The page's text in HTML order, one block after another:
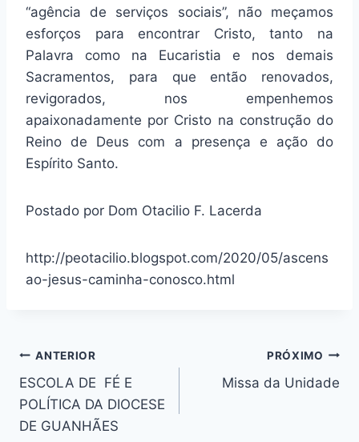
“agência de serviços sociais”, não meçamos
esforços para encontrar Cristo, tanto na
Palavra como na Eucaristia e nos demais
Sacramentos, para que então renovados,
revigorados, nos empenhemos
apaixonadamente por Cristo na construção do
Reino de Deus com a presença e ação do
Espírito Santo.
Postado por Dom Otacilio F. Lacerda
http://peotacilio.blogspot.com/2020/05/ascens
ao-jesus-caminha-conosco.html
Navegação
de
Post
ANTERIOR
ESCOLA DE FÉ E
POLÍTICA DA DIOCESE
DE GUANHÃES
PRÓXIMO
Missa da Unidade